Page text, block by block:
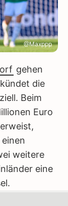
@Maxppp
gehen
die
Beim
Euro
weitere
eine